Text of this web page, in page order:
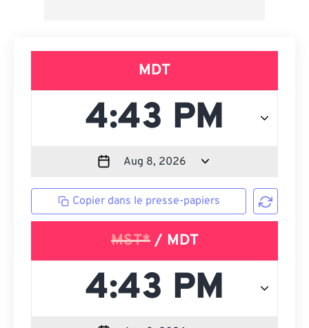
MDT
Copier dans le presse-papiers
MST*/ MDT